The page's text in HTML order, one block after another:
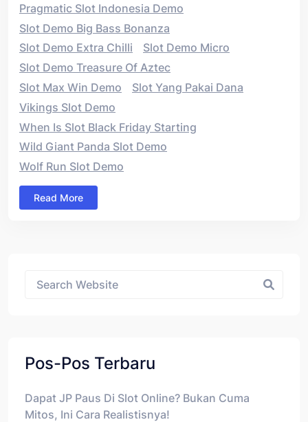
Pragmatic Slot Indonesia Demo
Slot Demo Big Bass Bonanza
Slot Demo Extra Chilli
Slot Demo Micro
Slot Demo Treasure Of Aztec
Slot Max Win Demo
Slot Yang Pakai Dana
Vikings Slot Demo
When Is Slot Black Friday Starting
Wild Giant Panda Slot Demo
Wolf Run Slot Demo
Read More
Pos-Pos Terbaru
Dapat JP Paus Di Slot Online? Bukan Cuma
Mitos, Ini Cara Realistisnya!